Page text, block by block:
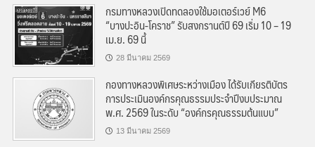
กรมทางหลวงเปิดทดลองใช้มอเตอร์เวย์ M6
“บางปะอิน-โคราช” รับสงกรานต์ปี 69 เริ่ม 10 – 19
เม.ย. 69 นี้
28 มีนาคม 2569
กองทางหลวงพิเศษระหว่างเมือง ได้รับเกียรติบัตร
การประเมินองค์กรคุณธรรมประจำปีงบประมาณ
พ.ศ. 2569 ในระดับ “องค์กรคุณธรรมต้นแบบ”
13 มีนาคม 2569